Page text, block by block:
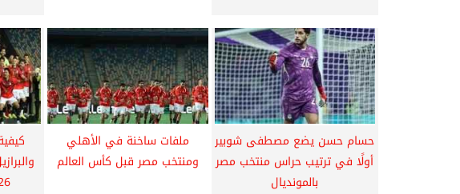
حسام حسن يضع مصطفى شوبير
أولًا في ترتيب حراس منتخب مصر
بالمونديال
ملفات ساخنة في الأهلي
ومنتخب مصر قبل كأس العالم
2026